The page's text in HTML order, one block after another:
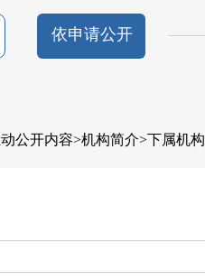
依申请公开
公开内容>机构简介>下属机构